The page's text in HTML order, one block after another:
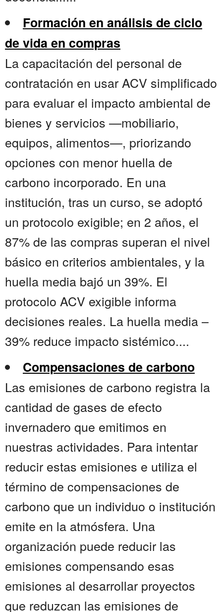
Formación en análisis de ciclo
de vida en compras
La capacitación del personal de
contratación en usar ACV simplificado
para evaluar el impacto ambiental de
bienes y servicios —mobiliario,
equipos, alimentos—, priorizando
opciones con menor huella de
carbono incorporado. En una
institución, tras un curso, se adoptó
un protocolo exigible; en 2 años, el
87% de las compras superan el nivel
básico en criterios ambientales, y la
huella media bajó un 39%. El
protocolo ACV exigible informa
decisiones reales. La huella media –
39% reduce impacto sistémico....
Compensaciones de carbono
Las emisiones de carbono registra la
cantidad de gases de efecto
invernadero que emitimos en
nuestras actividades. Para intentar
reducir estas emisiones e utiliza el
término de compensaciones de
carbono que un individuo o institución
emite en la atmósfera. Una
organización puede reducir las
emisiones compensando esas
emisiones al desarrollar proyectos
que reduzcan las emisiones de